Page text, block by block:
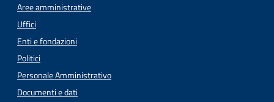
Aree amministrative
Uffici
Enti e fondazioni
Politici
Personale Amministrativo
Documenti e dati